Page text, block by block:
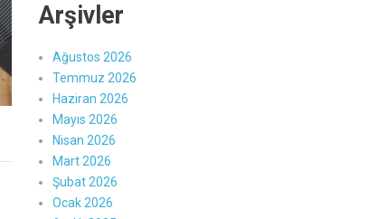
Arşivler
Ağustos 2026
Temmuz 2026
Haziran 2026
Mayıs 2026
Nisan 2026
Mart 2026
Şubat 2026
Ocak 2026